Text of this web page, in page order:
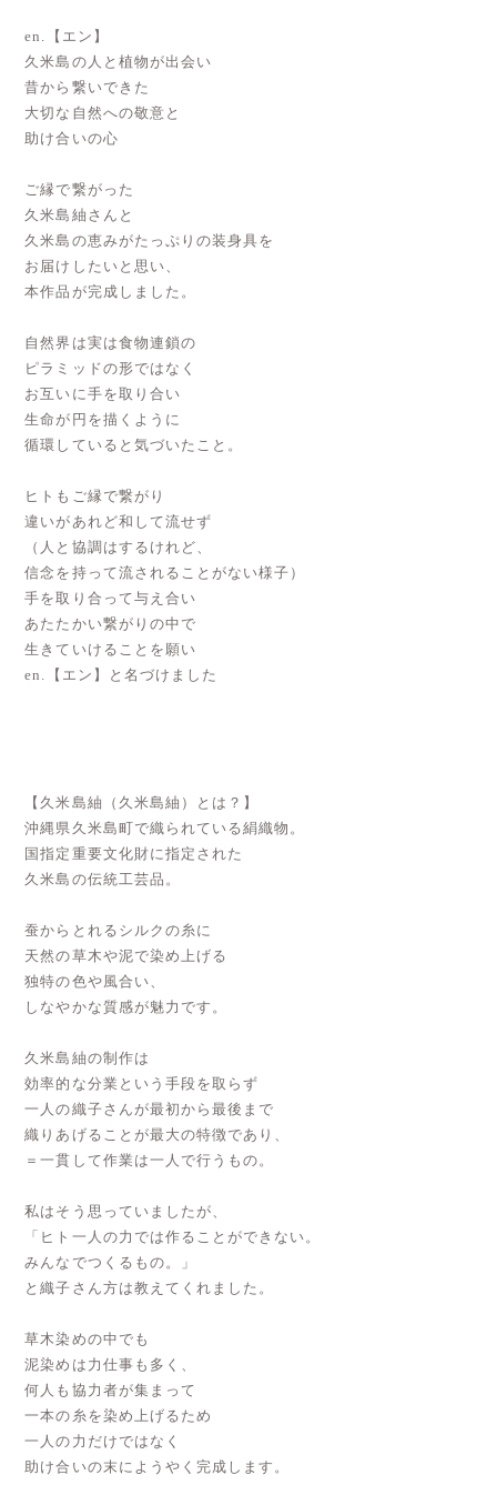
en.【エン】
久米島の人と植物が出会い
昔から繋いできた
大切な自然への敬意と
助け合いの心
ご縁で繋がった
久米島紬さんと
久米島の恵みがたっぷりの装身具を
お届けしたいと思い、
本作品が完成しました。
自然界は実は食物連鎖の
ピラミッドの形ではなく
お互いに手を取り合い
生命が円を描くように
循環していると気づいたこと。
ヒトもご縁で繋がり
違いがあれど和して流せず
（人と協調はするけれど、
信念を持って流されることがない様子）
手を取り合って与え合い
あたたかい繋がりの中で
生きていけることを願い
en.【エン】と名づけました
【久米島紬（久米島紬）とは？】
沖縄県久米島町で織られている絹織物。
国指定重要文化財に指定された
久米島の伝統工芸品。
蚕からとれるシルクの糸に
天然の草木や泥で染め上げる
独特の色や風合い、
しなやかな質感が魅力です。
久米島紬の制作は
効率的な分業という手段を取らず
一人の織子さんが最初から最後まで
織りあげることが最大の特徴であり、
＝一貫して作業は一人で行うもの。
私はそう思っていましたが、
「ヒト一人の力では作ることができない。
みんなでつくるもの。」
と織子さん方は教えてくれました。
草木染めの中でも
泥染めは力仕事も多く、
何人も協力者が集まって
一本の糸を染め上げるため
一人の力だけではなく
助け合いの末にようやく完成します。